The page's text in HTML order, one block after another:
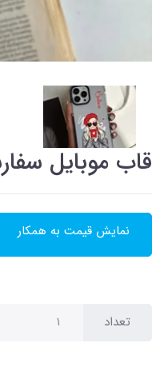
قاب موبایل
نمایش قیمت به همکار
تعداد